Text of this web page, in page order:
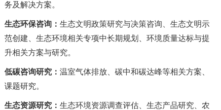
务及解决方案。
生态环保咨询： 生态文明政策研究与决策咨询、生态文明示
范创建、生态环境相关专项中长期规划、环境质量达标与提
升相关方案与研究。
低碳咨询研究： 温室气体排放、碳中和碳达峰等相关方案、
课题研究。
生态资源研究： 生态环境资源调查评估、生态产品研究、农